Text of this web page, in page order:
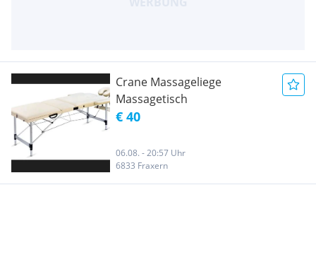
Crane Massageliege
Massagetisch
€ 40
06.08. - 20:57 Uhr
6833 Fraxern